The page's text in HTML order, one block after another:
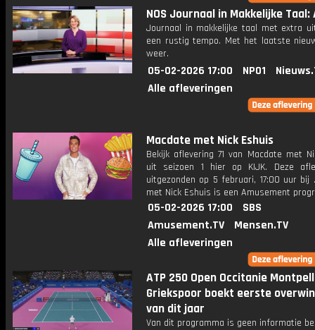
NOS Journaal in Makkelijke
Journaal in makkelijke taal met extra
een rustig tempo. Met het laatste
weer.
05-02-2026 17:00 NPO1
Alle afleveringen
Macdate met Nick Eshuis
Bekijk aflevering 71 van Macdate met
uit seizoen 1 hier op KIJK. Deze
uitgezonden op 5 februari, 17:00 uur bij
met Nick Eshuis is een Amusement
05-02-2026 17:00
SBS
Amusement.TV
Mensen.TV
Alle afleveringen
ATP 250 Open Occitanie
Griekspoor boekt eerste
van dit jaar
Van dit programma is geen informatie